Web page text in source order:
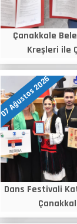
Çanakkale
Kreşleri ile
07 Ağustos 2026
Dans Festivali